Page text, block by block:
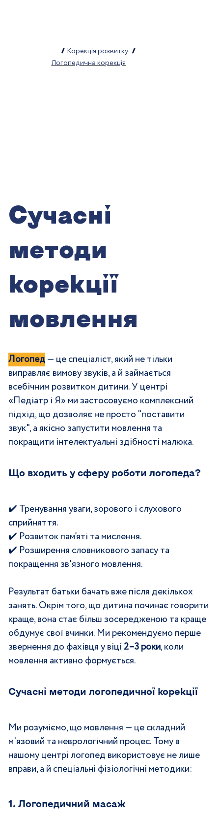
/ Корекція розвитку /
Логопедична корекція
Сучасні
методи
корекції
мовлення
Логопед — це спеціаліст, який не тільки
виправляє вимову звуків, а й займається
всебічним розвитком дитини. У центрі
«Педіатр і Я» ми застосовуємо комплексний
підхід, що дозволяє не просто "поставити
звук", а якісно запустити мовлення та
покращити інтелектуальні здібності малюка.
Що входить у сферу роботи логопеда?
✔️ Тренування уваги, зорового і слухового
сприйняття.
✔️ Розвиток пам’яті та мислення.
✔️ Розширення словникового запасу та
покращення зв'язного мовлення.
Результат батьки бачать вже після декількох
занять. Окрім того, що дитина починає говорити
краще, вона стає більш зосередженою та краще
обдумує свої вчинки. Ми рекомендуємо перше
звернення до фахівця у віці 2–3 роки, коли
мовлення активно формується.
Сучасні методи логопедичної корекції
Ми розуміємо, що мовлення — це складний
м'язовий та неврологічний процес. Тому в
нашому центрі логопед використовує не лише
вправи, а й спеціальні фізіологічні методики:
1. Логопедичний масаж